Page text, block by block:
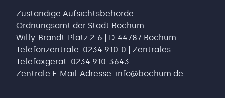
Zuständige Aufsichtsbehörde
Ordnungsamt der Stadt Bochum
Willy-Brandt-Platz 2-6 | D-44787 Bochum
Telefonzentrale: 0234 910-0 | Zentrales
Telefaxgerät: 0234 910-3643
Zentrale E-Mail-Adresse: info@bochum.de